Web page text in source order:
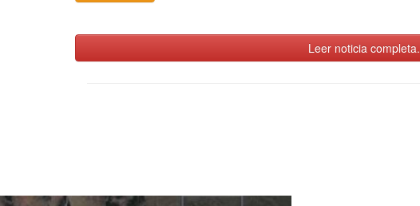
Leer noticia completa.